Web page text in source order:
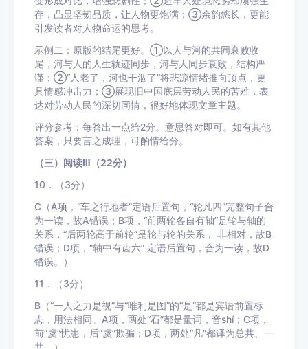
存，凸显坚韧品质，让人物更饱满；③余韵悠长，更能
引发读者对人物命运的思考。
示例二：原版的结尾更好。①以人与河的共同衰败收
尾，河与人的人生轨迹同步，河与人同步衰败，结构严
谨；②“人老了，河也干涸了”将悲凉情绪推向顶点，更
具情感冲击力；③展现旧中国底层劳动人民的苦难，表
达对劳动人民的深切同情，很好地体现文章主题。
评分参考：每答出一点给2分。意思答对即可。如有其他
答案，只要言之成理，可酌情给分。
（三）阅读Ⅲ（22分）
10．（3分）
C（A项，“车之行地者”定语后置句，“轮凡四”完整句子合
为一读，故A错误；B项，“前两轮各自有轴”是轮与轴的
关系，“后两轮高于前轮”是轮与轮的关系， 非相对，故B
错误；D项，“轴中有齿六” 定语后置句，合为一读，故D
错误。）
11．（3分）
B（“一人之力是视”与“唯利是图”的“是”都是宾语前置标
志，用法相同。A项，两处“石”都是量词，音shí；C项，
前“虞”忧患，后“虞”欺骗；D项，两处“凡”都译为总共、一